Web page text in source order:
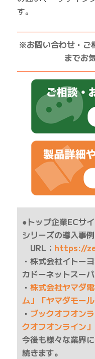
す。
※お問い合わせ・ご
までお
●トップ企業ECサ
シリーズの導入事例
URL： https://
・株式会社イトー
カドーネットスーパ
・ 株式会社ヤマダ
ム」「ヤマダモー
・ ブックオフオン
クオフオンライン」
今後も様々な業界
続きます。